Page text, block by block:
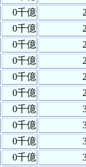
0千億
0千億
0千億
0千億
0千億
0千億
0千億
0千億
0千億
0千億